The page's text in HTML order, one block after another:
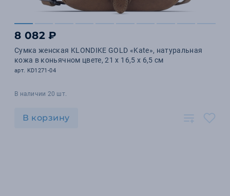
8 082 ₽
Сумка женская KLONDIKE GOLD «Kate», натуральная
кожа в коньячном цвете, 21 х 16,5 х 6,5 см
арт. KD1271-04
В наличии 20 шт.
В корзину